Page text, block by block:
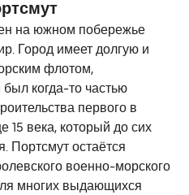
на южном побережье
Город имеет долгую и
флотом,
когда-то частью
первого в
15 века, который до сих
Портсмут остаётся
военно-морского
многих выдающихся